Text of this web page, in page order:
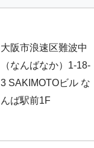
大阪市浪速区難波中
（なんばなか）1-18-
3 SAKIMOTOビル な
んば駅前1F